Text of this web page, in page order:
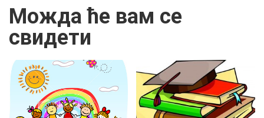
Можда ће вам се
свидети